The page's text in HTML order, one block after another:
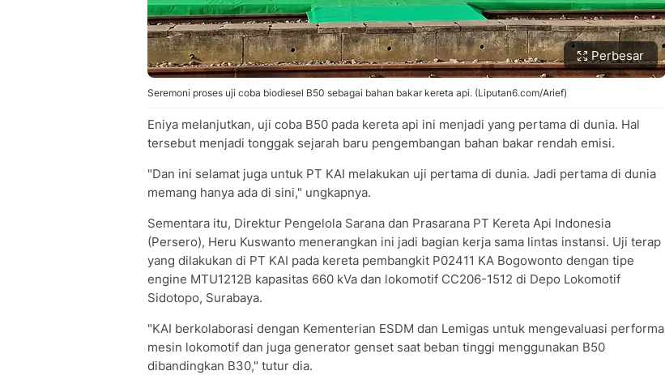
Perbesar
Seremoni proses uji coba biodiesel B50 sebagai bahan bakar kereta api. (Liputan6.com/Arief)
Eniya melanjutkan, uji coba B50 pada kereta api ini menjadi yang pertama di dunia. Hal
tersebut menjadi tonggak sejarah baru pengembangan bahan bakar rendah emisi.
"Dan ini selamat juga untuk PT KAI melakukan uji pertama di dunia. Jadi pertama di dunia
memang hanya ada di sini," ungkapnya.
Sementara itu, Direktur Pengelola Sarana dan Prasarana PT Kereta Api Indonesia
(Persero), Heru Kuswanto menerangkan ini jadi bagian kerja sama lintas instansi. Uji terap
yang dilakukan di PT KAI pada kereta pembangkit P02411 KA Bogowonto dengan tipe
engine MTU1212B kapasitas 660 kVa dan lokomotif CC206-1512 di Depo Lokomotif
Sidotopo, Surabaya.
"KAI berkolaborasi dengan Kementerian ESDM dan Lemigas untuk mengevaluasi performa
mesin lokomotif dan juga generator genset saat beban tinggi menggunakan B50
dibandingkan B30," tutur dia.